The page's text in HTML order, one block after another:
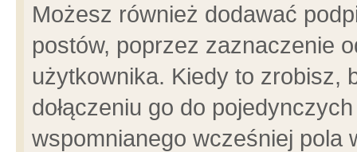
Możesz również dodawać
postów, poprzez zaznaczenie
użytkownika. Kiedy to zrobisz,
dołączeniu go do
wspomnianego wcześniej pola